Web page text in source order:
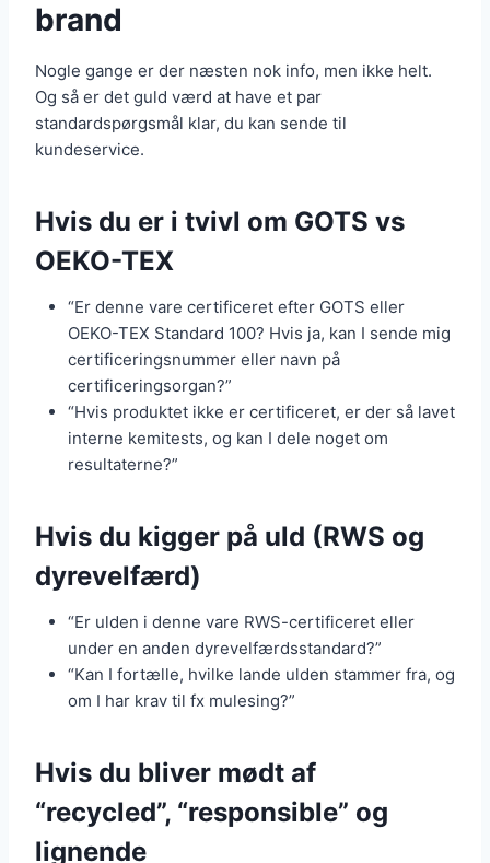
brand
Nogle gange er der næsten nok info, men ikke helt.
Og så er det guld værd at have et par
standardspørgsmål klar, du kan sende til
kundeservice.
Hvis du er i tvivl om GOTS vs
OEKO-TEX
“Er denne vare certificeret efter GOTS eller
OEKO-TEX Standard 100? Hvis ja, kan I sende mig
certificeringsnummer eller navn på
certificeringsorgan?”
“Hvis produktet ikke er certificeret, er der så lavet
interne kemitests, og kan I dele noget om
resultaterne?”
Hvis du kigger på uld (RWS og
dyrevelfærd)
“Er ulden i denne vare RWS-certificeret eller
under en anden dyrevelfærdsstandard?”
“Kan I fortælle, hvilke lande ulden stammer fra, og
om I har krav til fx mulesing?”
Hvis du bliver mødt af
“recycled”, “responsible” og
lignende